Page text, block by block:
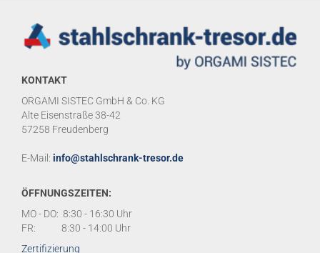
KONTAKT
ORGAMI SISTEC GmbH & Co. KG
Alte Eisenstraße 38-42
57258 Freudenberg
E-Mail: info@stahlschrank-tresor.de
ÖFFNUNGSZEITEN:
MO - DO: 8:30 - 16:30 Uhr
FR: 8:30 - 14:00 Uhr
Zertifizierung